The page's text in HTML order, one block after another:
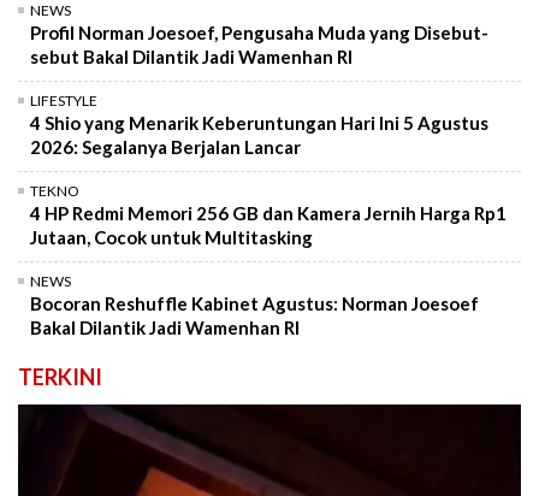
NEWS
Profil Norman Joesoef, Pengusaha Muda yang Disebut-
sebut Bakal Dilantik Jadi Wamenhan RI
LIFESTYLE
4 Shio yang Menarik Keberuntungan Hari Ini 5 Agustus
2026: Segalanya Berjalan Lancar
TEKNO
4 HP Redmi Memori 256 GB dan Kamera Jernih Harga Rp1
Jutaan, Cocok untuk Multitasking
NEWS
Bocoran Reshuffle Kabinet Agustus: Norman Joesoef
Bakal Dilantik Jadi Wamenhan RI
TERKINI